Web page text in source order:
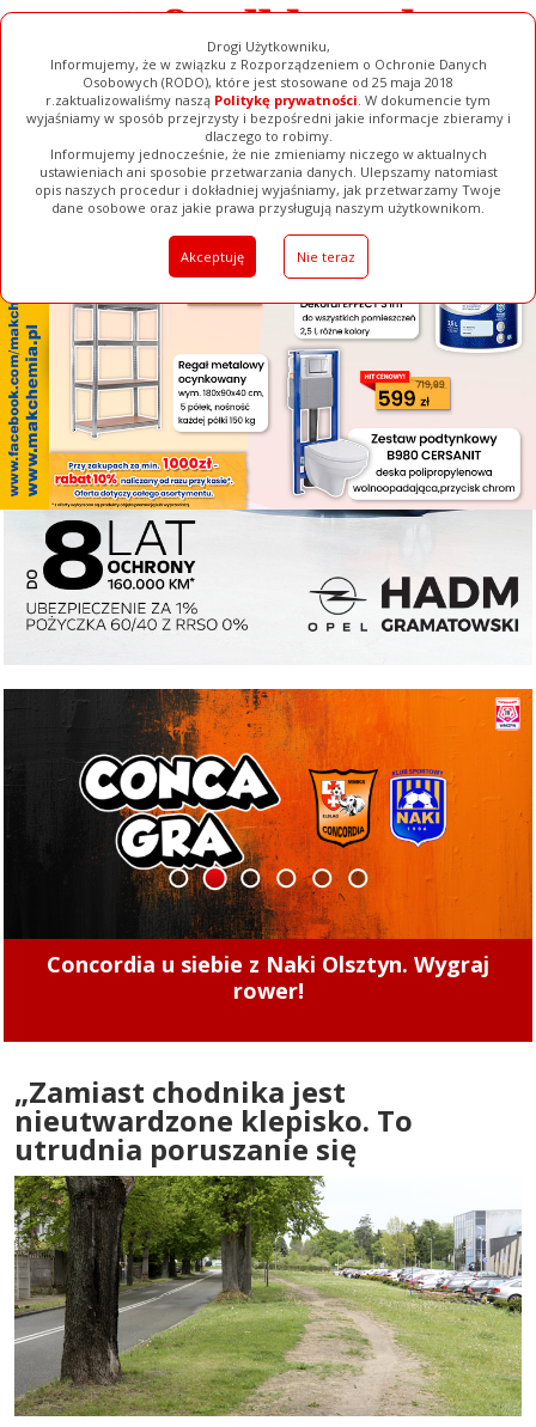
Drogi Użytkowniku,
Informujemy, że w związku z Rozporządzeniem o Ochronie Danych
Osobowych (RODO), które jest stosowane od 25 maja 2018
r.zaktualizowaliśmy naszą Politykę prywatności. W dokumencie tym
wyjaśniamy w sposób przejrzysty i bezpośredni jakie informacje zbieramy i
dlaczego to robimy.
Informujemy jednocześnie, że nie zmieniamy niczego w aktualnych
ustawieniach ani sposobie przetwarzania danych. Ulepszamy natomiast
opis naszych procedur i dokładniej wyjaśniamy, jak przetwarzamy Twoje
dane osobowe oraz jakie prawa przysługują naszym użytkownikom.
Akceptuję Nie teraz
[ ZAMKNIJ ]
Ogłoszenia Filmy Galerie Baza Firm Pełna Wersja
Jeśli Energa nie dotrzyma terminu, EPEC może
naliczyć karę 160 tys. zł dziennie. Czy do tego
1 2 3 4 5 6
„Zamiast chodnika jest
nieutwardzone klepisko. To
utrudnia poruszanie się